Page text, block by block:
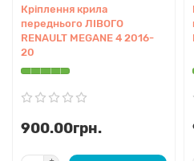
Кріплення крила
переднього ЛІВОГО
RENAULT MEGANE 4 2016-
20
900.00грн.